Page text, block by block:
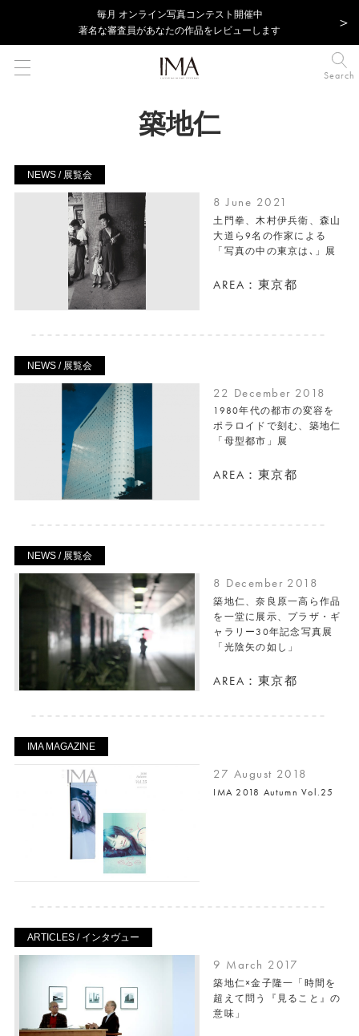
毎⽉ オンライン写真コンテスト開催中
著名な審査員があなたの作品をレビューします
Search
築地仁
NEWS / 展覧会
8 June 2021
土門拳、木村伊兵衛、森山
大道ら9名の作家による
「写真の中の東京は､」展
AREA：東京都
NEWS / 展覧会
22 December 2018
1980年代の都市の変容を
ポラロイドで刻む、築地仁
「母型都市」展
AREA：東京都
NEWS / 展覧会
8 December 2018
築地仁、奈良原一高ら作品
を一堂に展示、プラザ・ギ
ャラリー30年記念写真展
「光陰矢の如し」
AREA：東京都
IMA MAGAZINE
27 August 2018
IMA 2018 Autumn Vol.25
ARTICLES / インタヴュー
9 March 2017
築地仁×金子隆一「時間を
超えて問う『見ること』の
意味」